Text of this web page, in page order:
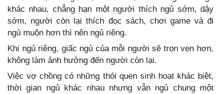
khác nhau, chẳng hạn một người thích ngủ sớm, dậy
sớm, người còn lại thích đọc sách, chơi game và đi
ngủ muộn hơn thì nên ngủ riêng.
Khi ngủ riêng, giấc ngủ của mỗi người sẽ trọn vẹn hơn,
không làm ảnh hưởng đến người còn lại.
Việc vợ chồng có những thói quen sinh hoạt khác biệt,
thời gian ngủ khác nhau nhưng vẫn ngủ chung một